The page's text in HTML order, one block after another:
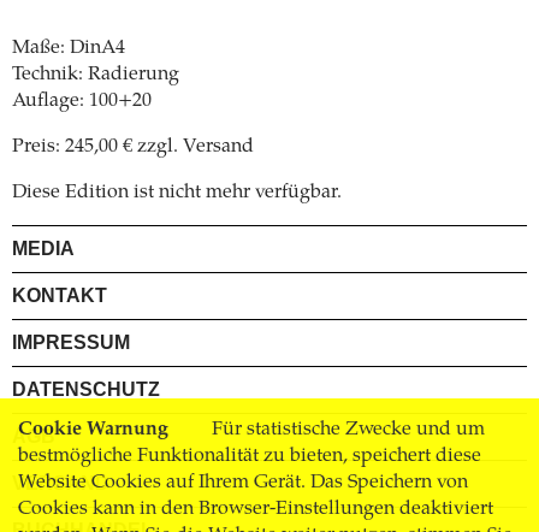
Cookie Warnung
Für statistische Zwecke und um
bestmögliche Funktionalität zu bieten, speichert diese
Website Cookies auf Ihrem Gerät. Das Speichern von
Cookies kann in den Browser-Einstellungen deaktiviert
Maße: DinA4
Technik: Radierung
Auflage: 100+20
Preis: 245,00 € zzgl. Versand
Diese Edition ist nicht mehr verfügbar.
MEDIA
KONTAKT
IMPRESSUM
DATENSCHUTZ
AGB
VERSAND